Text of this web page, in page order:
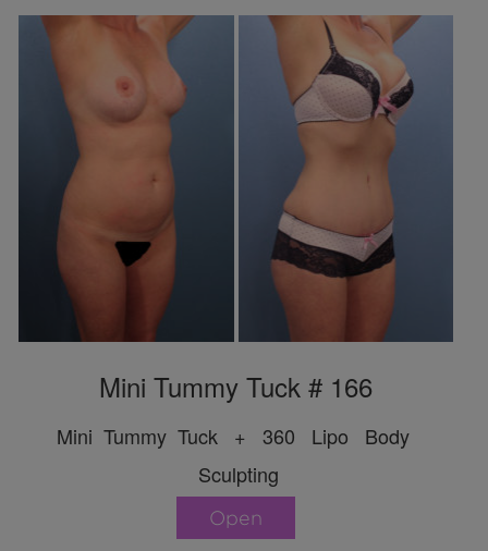
Mini Tummy Tuck # 166
Mini Tummy Tuck + 360 Lipo Body
Sculpting
Open